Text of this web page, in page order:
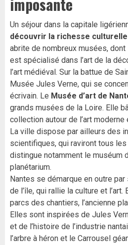
Un séjour dans la capitale
découvrir la richesse
abrite de nombreux musées,
est spécialisé dans l’art de la
l’art médiéval. Sur la battue de
Musée Jules Verne, qui se
écrivain. Le Musée d’art de
grands musées de la Loire. Elle
collection autour de l’art moderne
La ville dispose par ailleurs des
scientifiques, qui raviront tous
distingue notamment le muséum
planétarium.
Nantes se démarque en outre
de l’île, qui rallie la culture et
parcs des chantiers, l’ancienne
Elles sont inspirées de Jules
et de l’histoire de l’industrie
l’arbre à héron et le Carrousel